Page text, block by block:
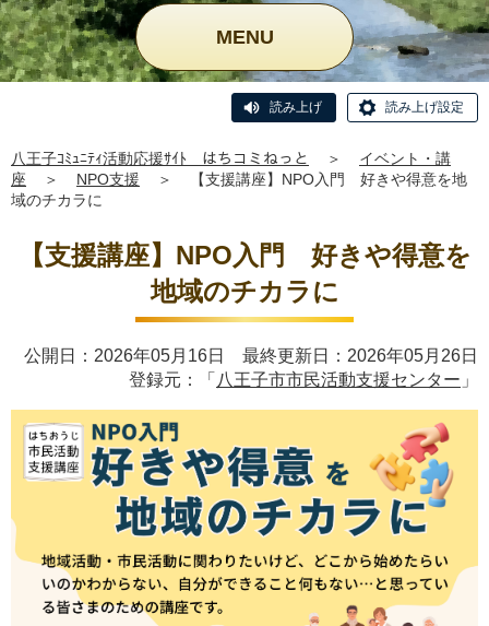
MENU
読み上げ 読み上げ設定
八王子ｺﾐｭﾆﾃｨ活動応援ｻｲﾄ はちコミねっと ＞
イベント・講
座
＞ NPO支援 ＞
【支援講座】NPO入門 好きや得意を地
域のチカラに
【支援講座】NPO入門 好きや得意を
地域のチカラに
公開日：2026年05月16日 最終更新日：2026年05月26日
登録元：「 八王子市市民活動支援センター 」